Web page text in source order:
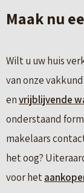
Maak nu
Wilt u uw huis
van onze
envrijblijvende
onderstaand
makelaars
het oog?
voor het